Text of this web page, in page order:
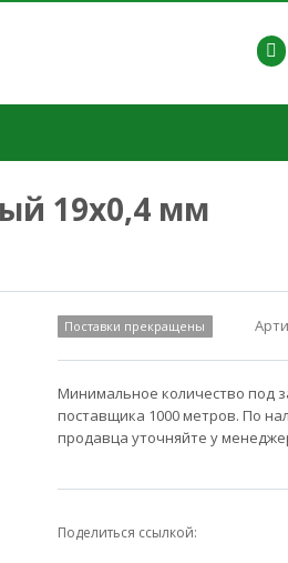
19x0,4 мм
Поставки прекращены
Минимальное количество под
поставщика 1000 метров. По
продавца уточняйте у
Поделиться ссылкой: